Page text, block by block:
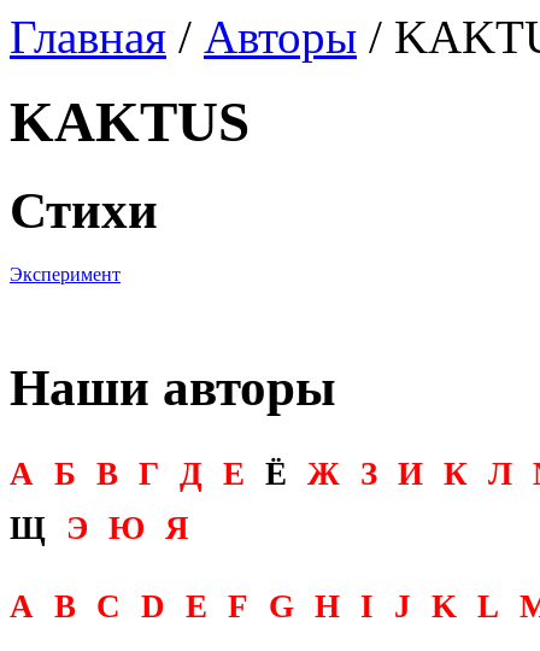
Главная / Авторы /
KAKTUS
Стихи
Эксперимент
Наши авторы
А Б В Г Д Е Ё Ж З И К Л
Щ
Э Ю Я
A B C D E F G H I J K L